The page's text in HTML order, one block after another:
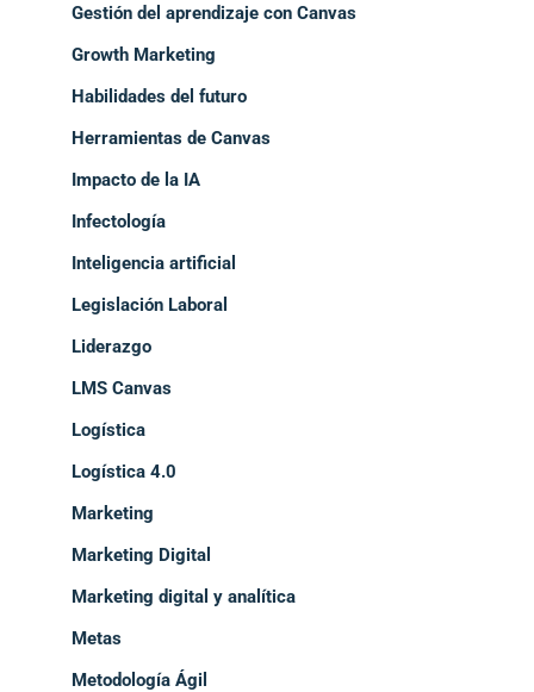
Gestión del aprendizaje con Canvas
Growth Marketing
Habilidades del futuro
Herramientas de Canvas
Impacto de la IA
Infectología
Inteligencia artificial
Legislación Laboral
Liderazgo
LMS Canvas
Logística
Logística 4.0
Marketing
Marketing Digital
Marketing digital y analítica
Metas
Metodología Ágil